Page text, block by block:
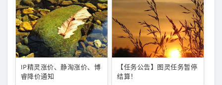
IP精灵涨价、静淘涨价、博
睿降价通知
【任务公告】图灵任务暂停
结算！